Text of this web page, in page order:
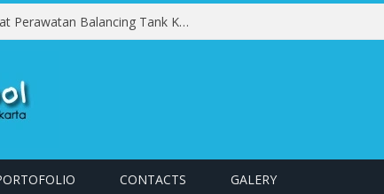
Kesalahan yang Harus Dihindari Saat Perawatan Balancing Tank Kolam Renang
CONTACTS GALERY